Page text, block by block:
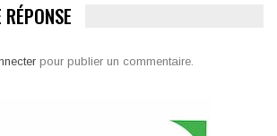
pour publier un commentaire.